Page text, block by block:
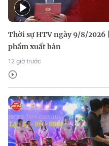
Thời sự HTV ngày 9/8/2026
phẩm xuất bản
12 giờ trước